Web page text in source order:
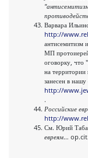
Варвара
http://
антисемитизм
МП
оговорку, что
на
занесен в
http://
.
Российские
http://
См. Юрий
евреям… op.cit.